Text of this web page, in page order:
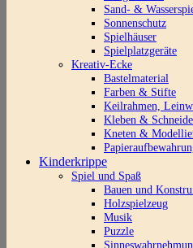
Sand- &
Sonnenschutz
Spielhäuser
Spielplatzgeräte
Kreativ-Ecke
Bastelmaterial
Farben & Stifte
Keilrahmen,
Kleben &
Kneten &
Kinderkrippe
Spiel und Spaß
Bauen und
Holzspielzeug
Musik
Puzzle